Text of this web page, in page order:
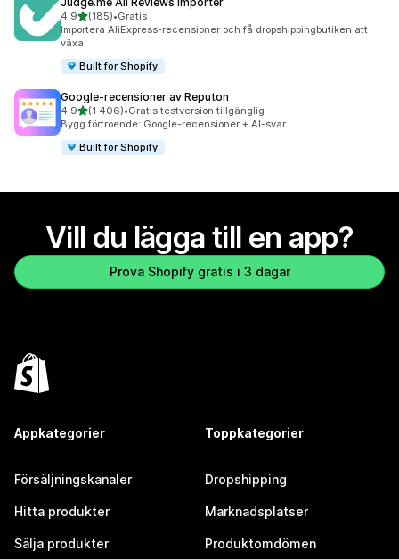
4,9av 5 stjärnor
(185)
185 recensioner totalt
•Gratis
Importera AliExpress-recensioner och få dropshippingbutiken att
växa
Built for Shopify
Google‑recensioner av Reputon
4,9av 5 stjärnor
(1 406)
1406 recensioner totalt
•Gratis testversion tillgänglig
Bygg förtroende: Google-recensioner + AI-svar
Built for Shopify
Vill du lägga till en app?
Prova Shopify gratis i 3 dagar
Appkategorier
Försäljningskanaler
Hitta produkter
Sälja produkter
Toppkategorier
Dropshipping
Marknadsplatser
Produktomdömen